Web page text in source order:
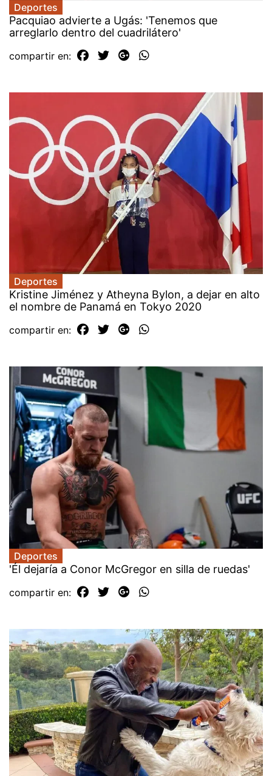
Deportes
Pacquiao advierte a Ugás: 'Tenemos que
arreglarlo dentro del cuadrilátero'
compartir en:
Deportes
Kristine Jiménez y Atheyna Bylon, a dejar en alto
el nombre de Panamá en Tokyo 2020
compartir en:
Deportes
'Él dejaría a Conor McGregor en silla de ruedas'
compartir en: